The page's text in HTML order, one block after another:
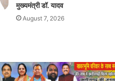
मुख्यमंत्री डॉ. यादव
August 7, 2026